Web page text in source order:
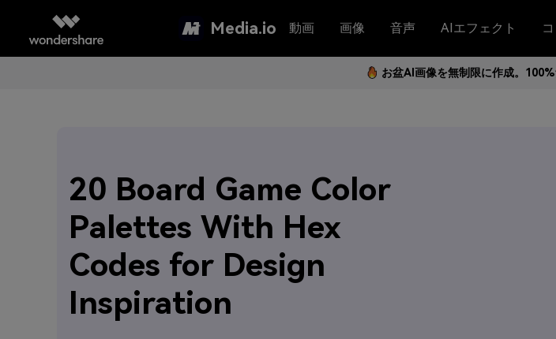
Media.io 動画 画像 音声 AIエフェクト
お盆AI画像を無制限に作成。100%
20 Board Game Color
Palettes With Hex
Codes for Design
Inspiration